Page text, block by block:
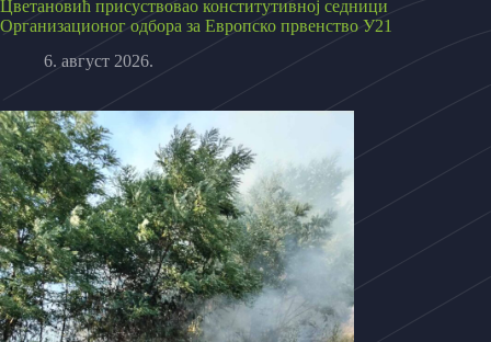
Цветановић присуствовао конститутивној седници
Организационог одбора за Европско првенство У21
6. август 2026.